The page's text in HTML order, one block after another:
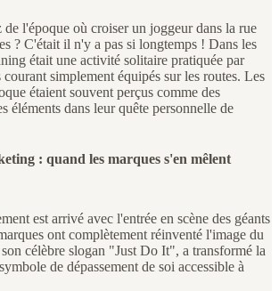
de l'époque où croiser un joggeur dans la rue
? C'était il n'y a pas si longtemps ! Dans les
était une activité solitaire pratiquée par
courant simplement équipés sur les routes. Les
étaient souvent perçus comme des
éléments dans leur quête personnelle de
: quand les marques s'en mêlent
est arrivé avec l'entrée en scène des géants
ont complètement réinventé l'image du
célèbre slogan "Just Do It", a transformé la
de dépassement de soi accessible à